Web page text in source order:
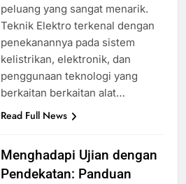
peluang yang sangat menarik.
Teknik Elektro terkenal dengan
penekanannya pada sistem
kelistrikan, elektronik, dan
penggunaan teknologi yang
berkaitan berkaitan alat…
Read Full News
Menghadapi Ujian dengan
Pendekatan: Panduan